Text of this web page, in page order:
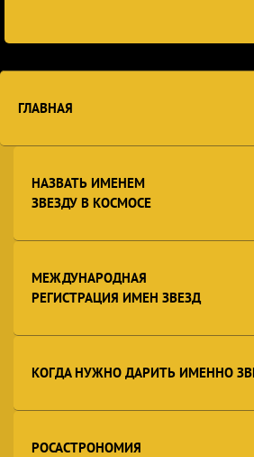
ГЛАВНАЯ
НАЗВАТЬ ИМЕНЕМ
ЗВЕЗДУ В КОСМОСЕ
МЕЖДУНАРОДНАЯ
РЕГИСТРАЦИЯ ИМЕН ЗВЕЗД
КОГДА НУЖНО ДАРИТЬ ИМЕННО
РОСАСТРОНОМИЯ